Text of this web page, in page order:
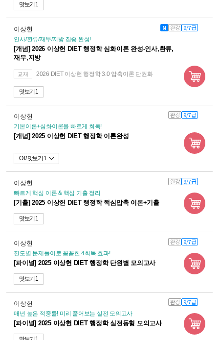
맛보기 1
이상헌 N 완강 9/7급
인사/환류/재무/지방 집중 완성!
[개념] 2026 이상헌 DIET 행정학 심화이론 완성-인사,환류,
재무,지방
교재 2026 DIET 이상헌 행정학 3.0 압축이론 단권화
맛보기 1
이상헌 완강 9/7급
기본이론+심화이론을 빠르게 회독!
[개념] 2025 이상헌 DIET 행정학 이론완성
OT 맛보기 1
이상헌 완강 9/7급
빠르게 핵심 이론 & 핵심 기출 정리
[기출] 2025 이상헌 DIET 행정학 핵심압축 이론+기출
맛보기 1
이상헌 완강 9/7급
진도별 문제풀이로 꼼꼼한 4회독 효과!
[파이널] 2025 이상헌 DIET 행정학 단원별 모의고사
맛보기 1
이상헌 완강 9/7급
매년 높은 적중률! 미리 풀어보는 실전 모의고사
[파이널] 2025 이상헌 DIET 행정학 실전동형 모의고사